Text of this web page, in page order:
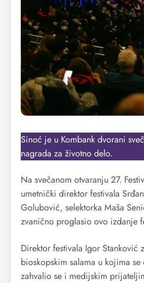
Sinoć je u Kombank dvorani
nagrada za životno delo.
Na svečanom otvaranju 27.
umetnički direktor festivala
Golubović, selektorka Maša
zvanično proglasio ovo izdanje
Direktor festivala Igor
bioskopskim salama u kojima
zahvalio se i medijskim